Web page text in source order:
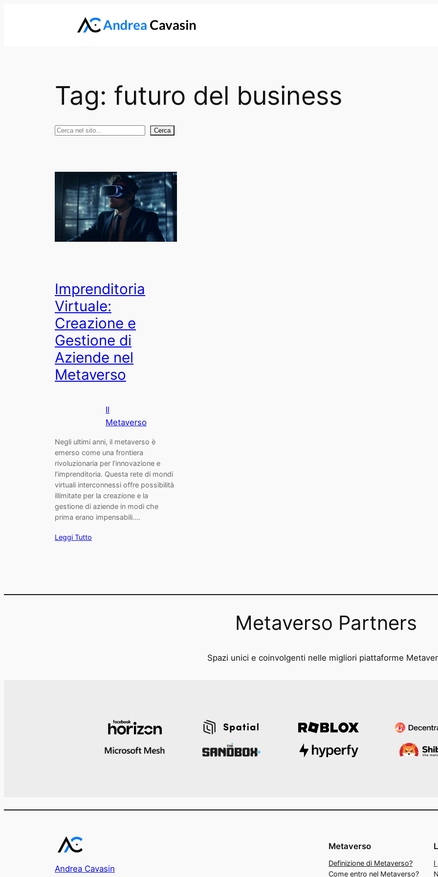
Tag: futuro del business
Cerca Cerca
Imprenditoria
Virtuale:
Creazione e
Gestione di
Aziende nel
Metaverso
Il
Metaverso
Negli ultimi anni, il metaverso è
emerso come una frontiera
rivoluzionaria per l’innovazione e
l’imprenditoria. Questa rete di mondi
virtuali interconnessi offre possibilità
illimitate per la creazione e la
gestione di aziende in modi che
prima erano impensabili.…
Leggi Tutto
Metaverso Partners
Spazi unici e coinvolgenti nelle migliori piattaforme
Andrea Cavasin
Metaverso
Definizione di Metaverso?
Come entro nel Metaverso?
I